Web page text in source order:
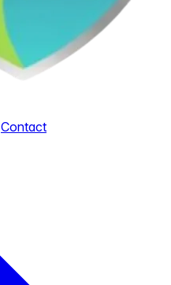
Contact